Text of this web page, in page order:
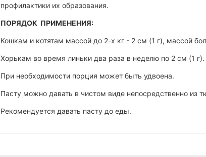
профилактики их образования.
ПОРЯДОК ПРИМЕНЕНИЯ:
Кошкам и котятам массой до 2-х кг - 2 см (1 г), массой
Хорькам во время линьки два раза в неделю по 2 см (1 г).
При необходимости порция может быть удвоена.
Пасту можно давать в чистом виде непосредственно из
Рекомендуется давать пасту до еды.